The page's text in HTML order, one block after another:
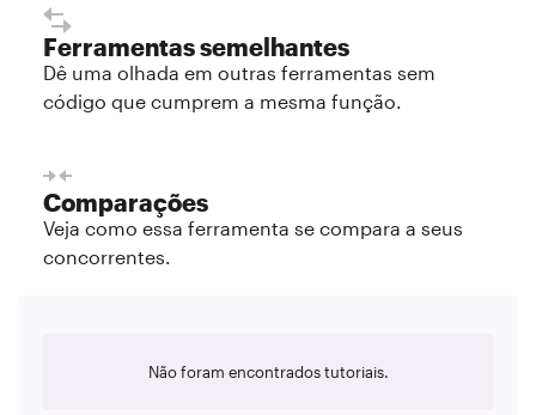
Ferramentas semelhantes
Dê uma olhada em outras ferramentas sem
código que cumprem a mesma função.
Comparações
Veja como essa ferramenta se compara a seus
concorrentes.
Não foram encontrados tutoriais.